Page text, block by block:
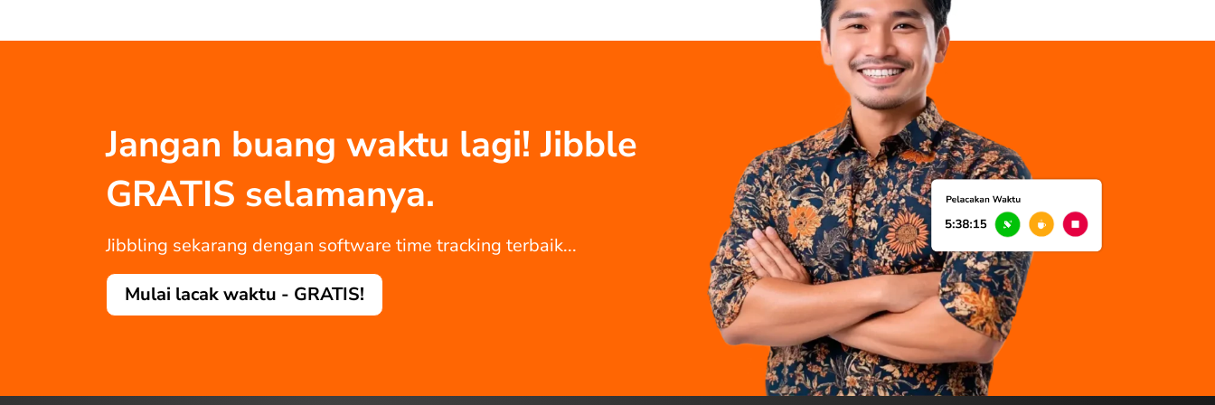
Jangan buang waktu lagi! Jibble
GRATIS selamanya.
Jibbling sekarang dengan software time tracking terbaik...
Mulai lacak waktu - GRATIS!